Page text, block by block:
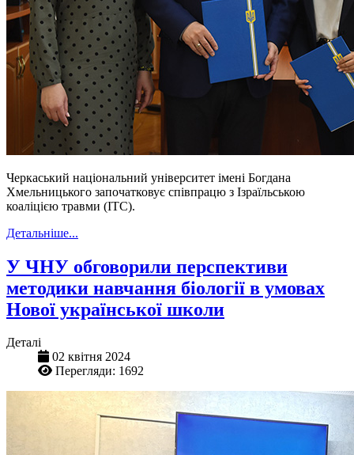
Черкаський національний університет імені Богдана
Хмельницького започатковує співпрацю з Ізраїльською
коаліцією травми (ITC).
Детальніше...
У ЧНУ обговорили перспективи
методики навчання біології в умовах
Нової української школи
Деталі
02 квітня 2024
Перегляди: 1692